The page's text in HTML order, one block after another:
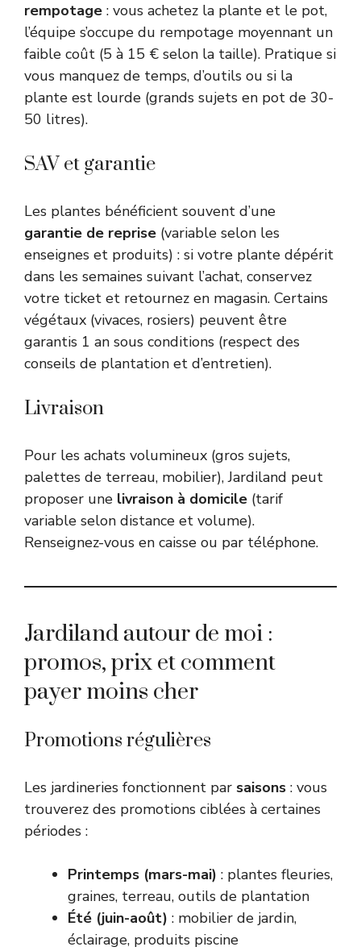
rempotage : vous achetez la plante et le pot,
l’équipe s’occupe du rempotage moyennant un
faible coût (5 à 15 € selon la taille). Pratique si
vous manquez de temps, d’outils ou si la
plante est lourde (grands sujets en pot de 30-
50 litres).
SAV et garantie
Les plantes bénéficient souvent d’une
garantie de reprise (variable selon les
enseignes et produits) : si votre plante dépérit
dans les semaines suivant l’achat, conservez
votre ticket et retournez en magasin. Certains
végétaux (vivaces, rosiers) peuvent être
garantis 1 an sous conditions (respect des
conseils de plantation et d’entretien).
Livraison
Pour les achats volumineux (gros sujets,
palettes de terreau, mobilier), Jardiland peut
proposer une livraison à domicile (tarif
variable selon distance et volume).
Renseignez-vous en caisse ou par téléphone.
Jardiland autour de moi :
promos, prix et comment
payer moins cher
Promotions régulières
Les jardineries fonctionnent par saisons : vous
trouverez des promotions ciblées à certaines
périodes :
Printemps (mars-mai) : plantes fleuries,
graines, terreau, outils de plantation
Été (juin-août) : mobilier de jardin,
éclairage, produits piscine